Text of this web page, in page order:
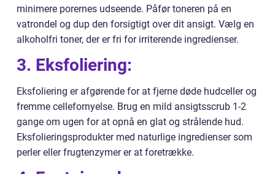
minimere porernes udseende. Påfør toneren på en
vatrondel og dup den forsigtigt over dit ansigt. Vælg en
alkoholfri toner, der er fri for irriterende ingredienser.
3. Eksfoliering:
Eksfoliering er afgørende for at fjerne døde hudceller og
fremme cellefornyelse. Brug en mild ansigtsscrub 1-2
gange om ugen for at opnå en glat og strålende hud.
Eksfolieringsprodukter med naturlige ingredienser som
perler eller frugtenzymer er at foretrække.